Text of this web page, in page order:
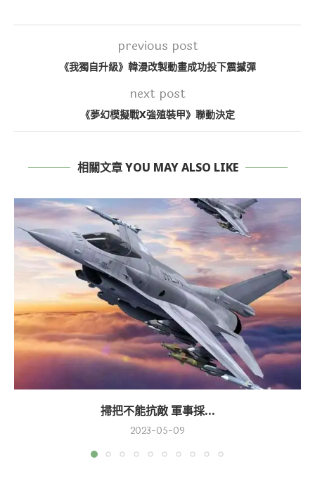
previous post
《我獨自升級》韓漫改製動畫成功投下震撼彈
next post
《夢幻模擬戰X強殖裝甲》聯動決定
相關文章 YOU MAY ALSO LIKE
掃把不能抗敵 軍事採...
2023-05-09